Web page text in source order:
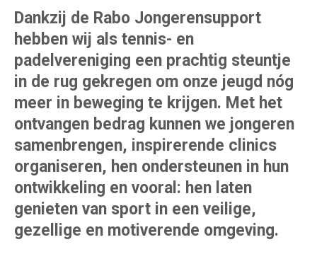
Dankzij de Rabo Jongerensupport
hebben wij als tennis- en
padelvereniging een prachtig steuntje
in de rug gekregen om onze jeugd nóg
meer in beweging te krijgen. Met het
ontvangen bedrag kunnen we jongeren
samenbrengen, inspirerende clinics
organiseren, hen ondersteunen in hun
ontwikkeling en vooral: hen laten
genieten van sport in een veilige,
gezellige en motiverende omgeving.